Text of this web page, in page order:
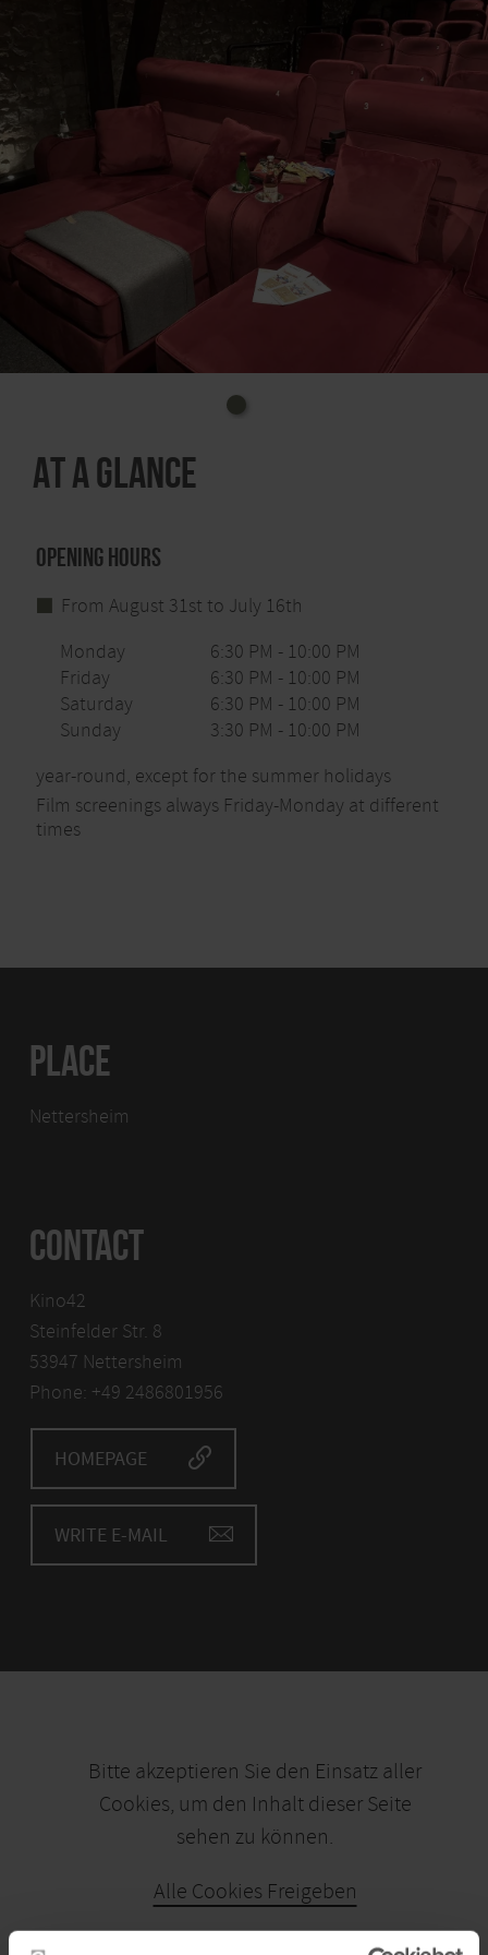
At a glance
Opening hours
From August 31st to July 16th
Monday
6:30 PM - 10:00 PM
Friday
6:30 PM - 10:00 PM
Saturday
6:30 PM - 10:00 PM
Sunday
3:30 PM - 10:00 PM
year-round, except for the summer holidays
Film screenings always Friday-Monday at different
times
PLACE
Nettersheim
CONTACT
Kino42
Steinfelder Str. 8
53947 Nettersheim
Phone: +49 2486801956
HOMEPAGE
WRITE E-MAIL
Bitte akzeptieren Sie den Einsatz aller
Cookies, um den Inhalt dieser Seite
sehen zu können.
Alle Cookies Freigeben